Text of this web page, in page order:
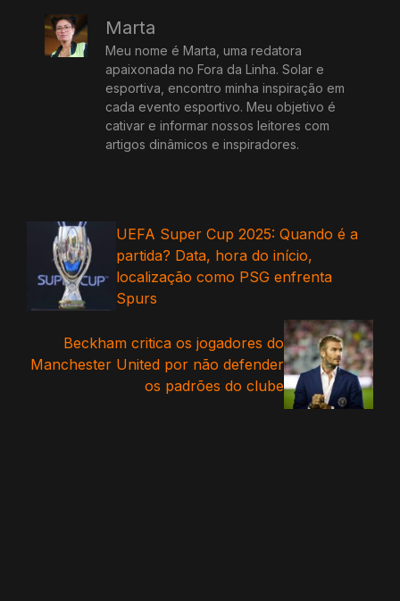
Marta
Meu nome é Marta, uma redatora
apaixonada no Fora da Linha. Solar e
esportiva, encontro minha inspiração em
cada evento esportivo. Meu objetivo é
cativar e informar nossos leitores com
artigos dinâmicos e inspiradores.
UEFA Super Cup 2025: Quando é a
partida? Data, hora do início,
localização como PSG enfrenta
Spurs
Beckham critica os jogadores do
Manchester United por não defender
os padrões do clube